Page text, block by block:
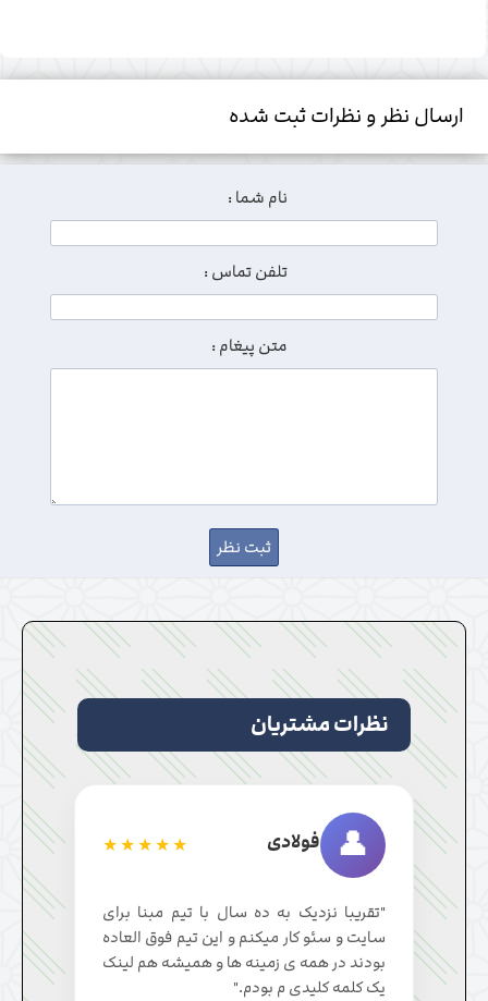
نظرات مشتریان
👤 فولادی ★★★★★
"تقریبا نزدیک به ده سال با تیم مبنا برای
سایت و سئو کار میکنم و این تیم فوق العاده
بودند در همه ی زمینه ها و همیشه هم لینک
یک کلمه کلیدی م بودم."
ارسال نظر و نظرات ثبت شده
نام شما :
تلفن تماس :
متن پیغام :